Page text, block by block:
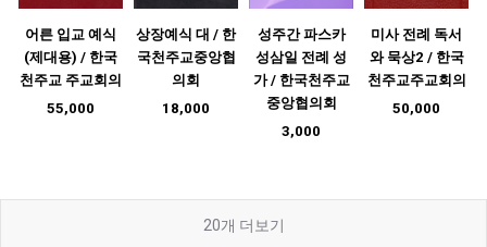
어른 입교 예식
(제대용) / 한국
천주교 주교회의
55,000
상장예식 대 / 한
국천주교중앙협
의회
18,000
성주간 파스카
성삼일 전례 성
가 / 한국천주교
중앙협의회
3,000
미사 전례 독서
와 묵상2 / 한국
천주교주교회의
50,000
20개 더보기